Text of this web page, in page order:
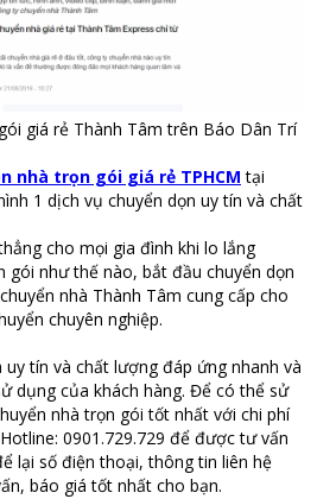
giá rẻ Thành Tâm trên Báo Dân Trí
nhà trọn gói giá rẻ TPHCM tại
1 dịch vụ chuyển dọn uy tín và chất
cho mọi gia đình khi lo lắng
gói như thế nào, bắt đầu chuyển dọn
nhà Thành Tâm cung cấp cho
chuyên nghiệp.
tín và chất lượng đáp ứng nhanh và
dụng của khách hàng. Để có thể sử
nhà trọn gói tốt nhất với chi phí
0901.729.729 để được tư vấn
lại số điện thoại, thông tin liên hệ
báo giá tốt nhất cho bạn.